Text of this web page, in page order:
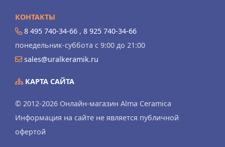
КОНТАКТЫ
8 495 740-34-66 , 8 925 740-34-66
понедельник-суббота с 9:00 до 21:00
sales@uralkeramik.ru
КАРТА САЙТА
© 2012-2026 Онлайн-магазин Alma Ceramica
Информация на сайте не является публичной
офертой